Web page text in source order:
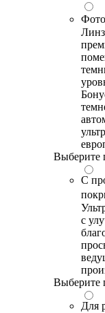
Выберите
С
с
Выберите
Для